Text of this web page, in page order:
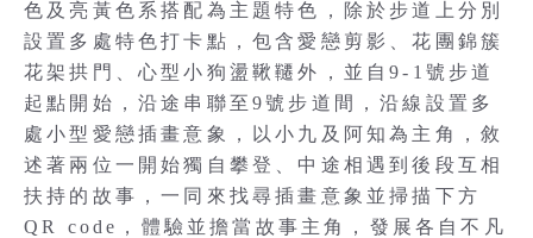
色及亮黃色系搭配為主題特色，除於步道上分別
設置多處特色打卡點，包含愛戀剪影、花團錦簇
花架拱門、心型小狗盪鞦韆外，並自9-1號步道
起點開始，沿途串聯至9號步道間，沿線設置多
處小型愛戀插畫意象，以小九及阿知為主角，敘
述著兩位一開始獨自攀登、中途相遇到後段互相
扶持的故事，一同來找尋插畫意象並掃描下方
QR code，體驗並擔當故事主角，發展各自不凡